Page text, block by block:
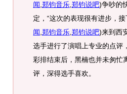
闻 郑钧音乐 郑钧说吧)争吵的
定，“这次的表现很有进步，
闻 郑钧音乐 郑钧说吧)来到西
选手进行了演唱上专业的点评
彩排结束后，黑楠也并未匆忙
评，深得选手喜欢。